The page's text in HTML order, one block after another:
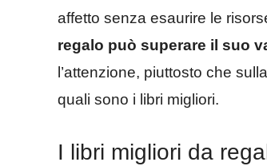
affetto senza esaurire le
regalo può superare il suo
l’attenzione, piuttosto che
quali sono i libri migliori.
I libri migliori da